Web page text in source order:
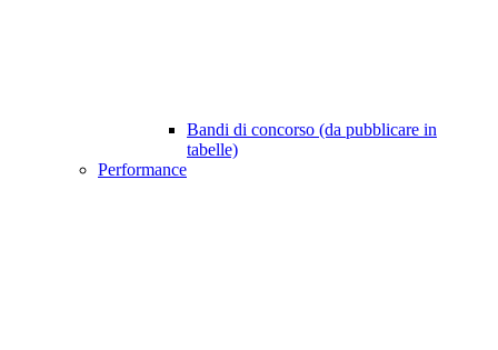
Bandi di concorso (da pubblicare in
tabelle)
Performance